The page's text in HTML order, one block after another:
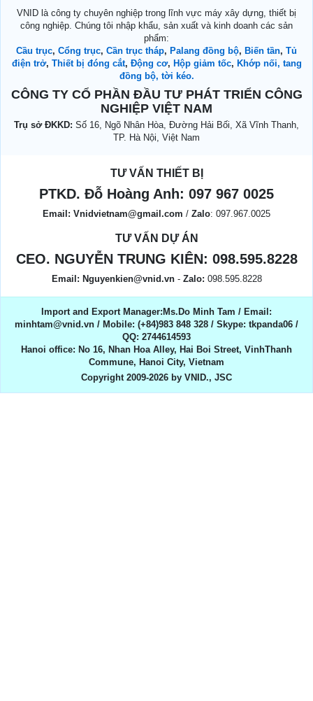
VNID là công ty chuyên nghiệp trong lĩnh vực máy xây dựng, thiết bị
công nghiệp. Chúng tôi nhập khẩu, sản xuất và kinh doanh các sản
phẩm:
Cầu trục, Cổng trục, Cần trục tháp, Palang đồng bộ, Biến tần, Tủ
điện trở, Thiết bị đóng cắt, Động cơ, Hộp giảm tốc, Khớp nối, tang
đồng bộ, tời kéo.
CÔNG TY CỔ PHẦN ĐẦU TƯ PHÁT TRIỂN CÔNG
NGHIỆP VIỆT NAM
Trụ sở ĐKKD: Số 16, Ngõ Nhân Hòa, Đường Hải Bối, Xã Vĩnh Thanh,
TP. Hà Nội, Việt Nam
TƯ VẤN THIẾT BỊ
PTKD. Đỗ Hoàng Anh: 097 967 0025
Email: Vnidvietnam@gmail.com / Zalo: 097.967.0025
TƯ VẤN DỰ ÁN
CEO. NGUYỄN TRUNG KIÊN: 098.595.8228
Email: Nguyenkien@vnid.vn- Zalo: 098.595.8228
Import and Export Manager:Ms.Do Minh Tam / Email:
minhtam@vnid.vn / Mobile​:​ (+84)983 848 328 / Skype: tkpanda06 /
QQ: 2744614593
Hanoi office: No 16, Nhan Hoa Alley, Hai Boi Street, VinhThanh
Commune, Hanoi City, Vietnam
Copyright 2009-2026 by VNID., JSC